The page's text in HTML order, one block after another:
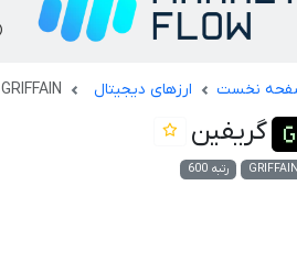
نخست ارزهای دیجیتال GRIFFAIN
گریفین
GRIFFAIN رتبه 600